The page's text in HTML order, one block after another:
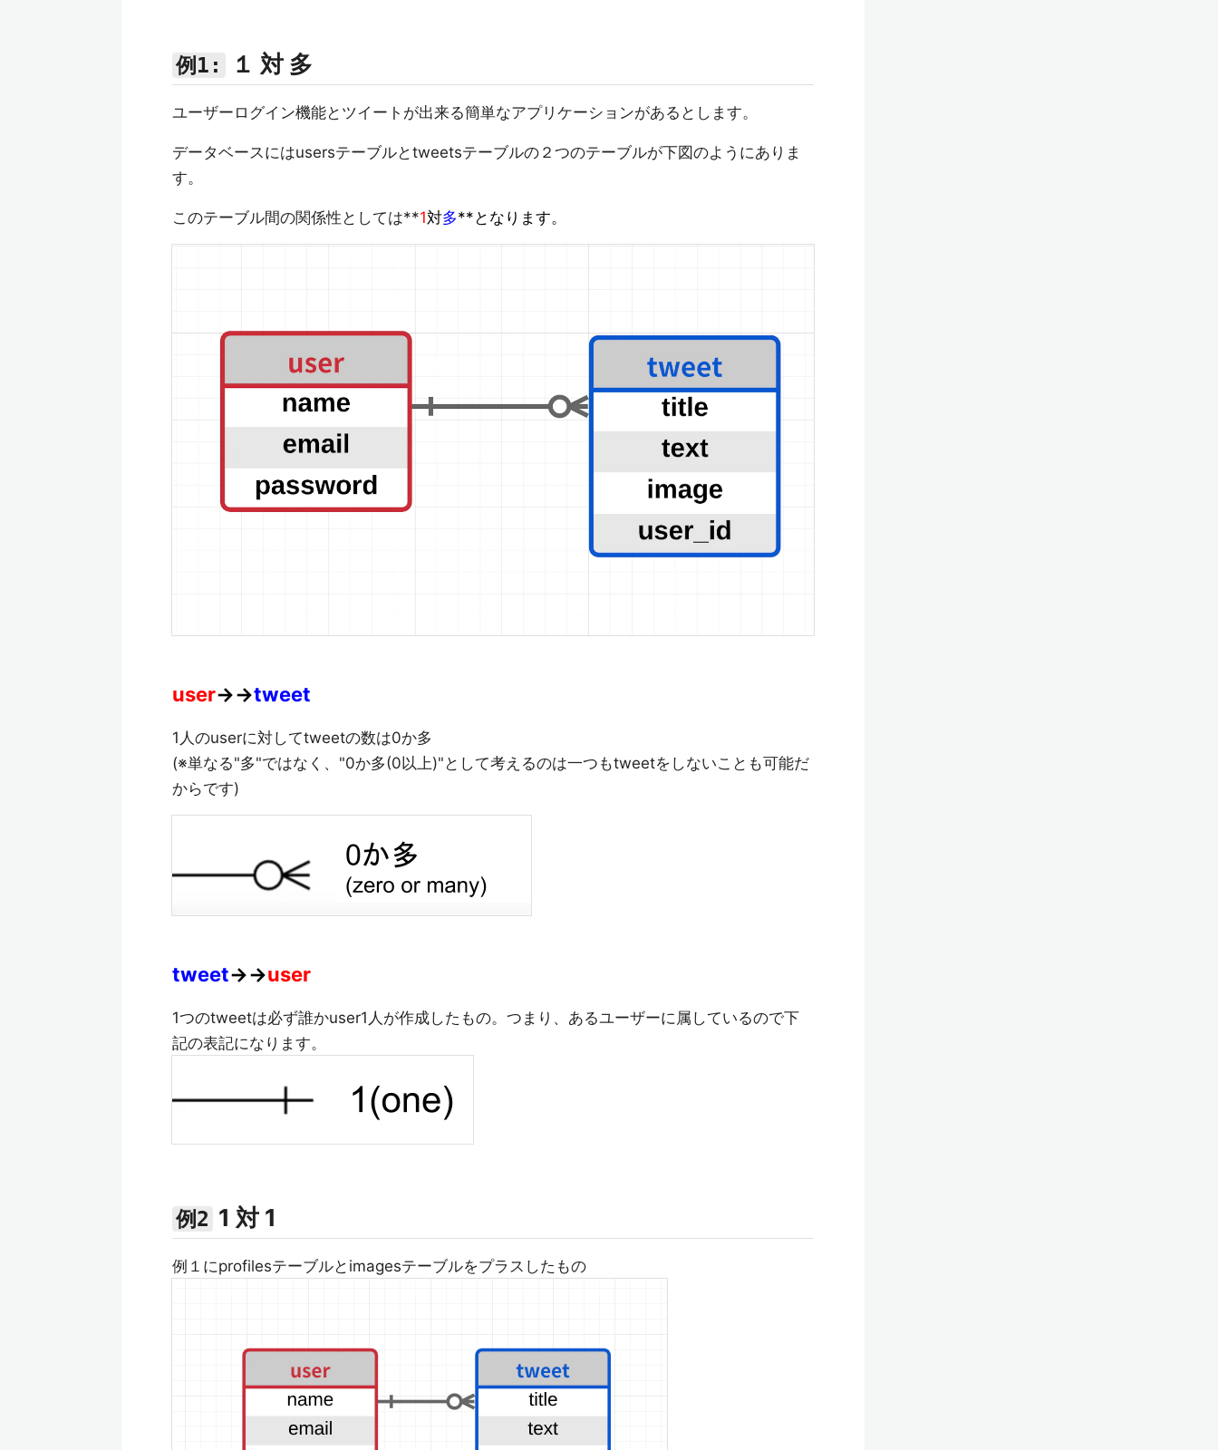
例1: １ 対 多
ユーザーログイン機能とツイートが出来る簡単なアプリケーションがあるとします。
データベースにはusersテーブルとtweetsテーブルの２つのテーブルが下図のようにありま
す。
このテーブル間の関係性としては**1対多**となります。
user→→tweet
1人のuserに対してtweetの数は0か多
(※単なる"多"ではなく、"0か多(0以上)"として考えるのは一つもtweetをしないことも可能だ
からです)
tweet→→user
1つのtweetは必ず誰かuser1人が作成したもの。つまり、あるユーザーに属しているので下
記の表記になります。
例2 1 対 1
例１にprofilesテーブルとimagesテーブルをプラスしたもの